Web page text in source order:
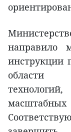
направило
инструкции
области